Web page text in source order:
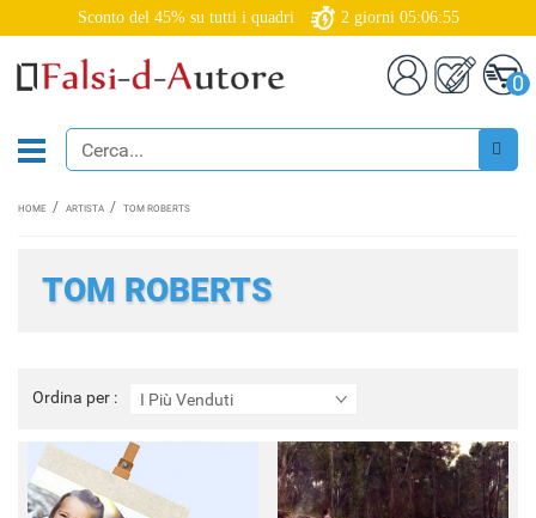
Sconto del 45% su tutti i quadri 2 giorni 05:06:53
0
HOME ARTISTA TOM ROBERTS
TOM ROBERTS
Ordina per : I Più Venduti
Ordina
per